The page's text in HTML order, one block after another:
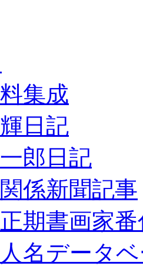
集成
日記
郎日記
係新聞記事
期書画家
名データ